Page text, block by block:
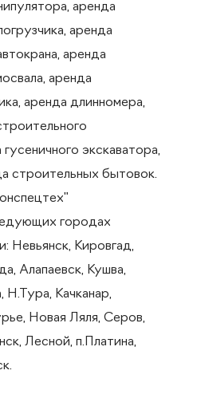
аренда
аренда
аренда
аренда
аренда длинномера,
экскаватора,
строительных бытовок.
городах
Невьянск, Кировгад,
Алапаевск, Кушва,
Н.Тура, Качканар,
Новая Ляля, Серов,
Лесной, п.Платина,